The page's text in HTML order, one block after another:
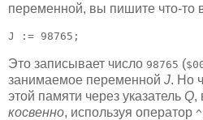
переменной, вы пишите что-то
J := 98765;
Это записывает число 98765 (
занимаемое переменной J. Но
этой памяти через указатель Q,
косвенно, используя оператор ^